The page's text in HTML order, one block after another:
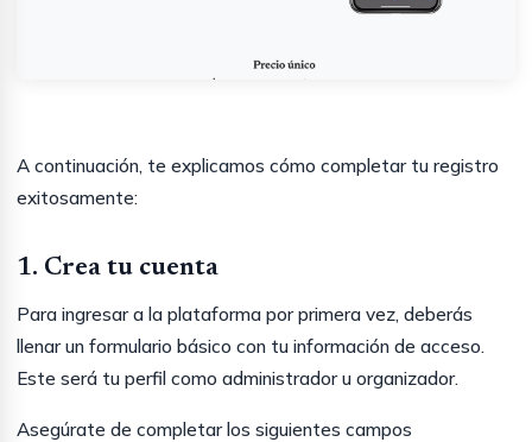
A continuación, te explicamos cómo completar tu registro
exitosamente:
1. Crea tu cuenta
Para ingresar a la plataforma por primera vez, deberás
llenar un formulario básico con tu información de acceso.
Este será tu perfil como administrador u organizador.
Asegúrate de completar los siguientes campos